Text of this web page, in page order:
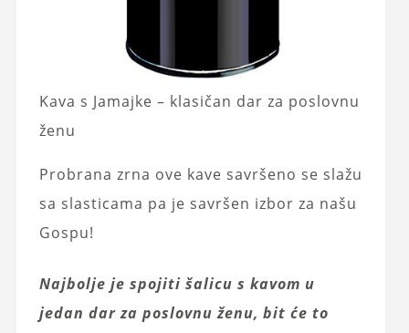
Kava s Jamajke – klasičan dar za poslovnu
ženu
Probrana zrna ove kave savršeno se slažu
sa slasticama pa je savršen izbor za našu
Gospu!
Najbolje je spojiti šalicu s kavom u
jedan dar za poslovnu ženu, bit će to